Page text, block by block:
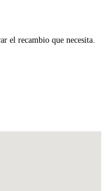
el recambio que necesita.